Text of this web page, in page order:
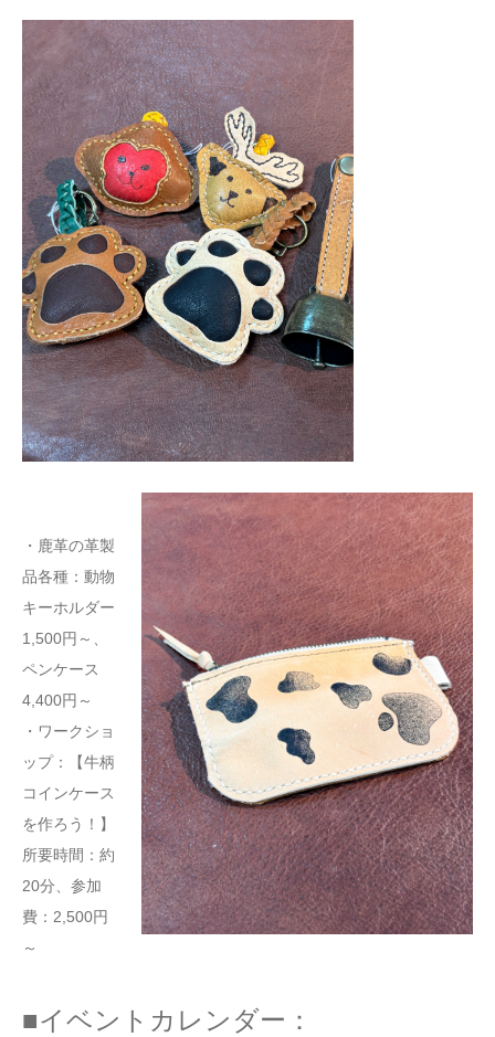
・鹿革の革製
品各種：動物
キーホルダー
1,500円～、
ペンケース
4,400円～
・ワークショ
ップ：【牛柄
コインケース
を作ろう！】
所要時間：約
20分、参加
費：2,500円
～
■イベントカレンダー：